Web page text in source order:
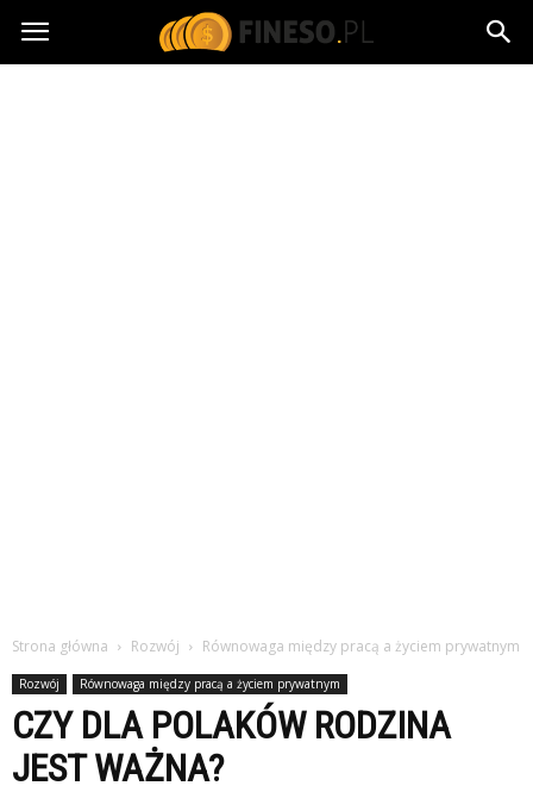
fineso.pl
Strona główna Rozwój Równowaga między pracą a życiem prywatnym
Rozwój Równowaga między pracą a życiem prywatnym
CZY DLA POLAKÓW RODZINA
JEST WAŻNA?